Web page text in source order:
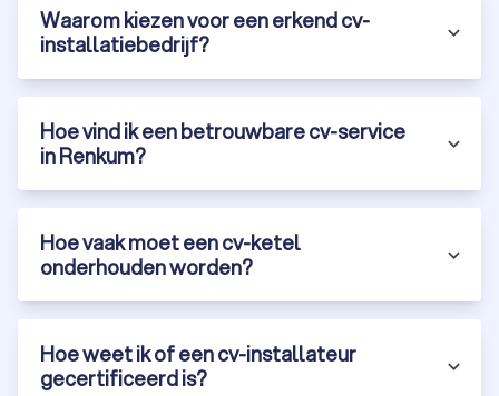
Waarom kiezen voor een erkend cv-
installatiebedrijf?
Hoe vind ik een betrouwbare cv-service
in Renkum?
Hoe vaak moet een cv-ketel
onderhouden worden?
Hoe weet ik of een cv-installateur
gecertificeerd is?